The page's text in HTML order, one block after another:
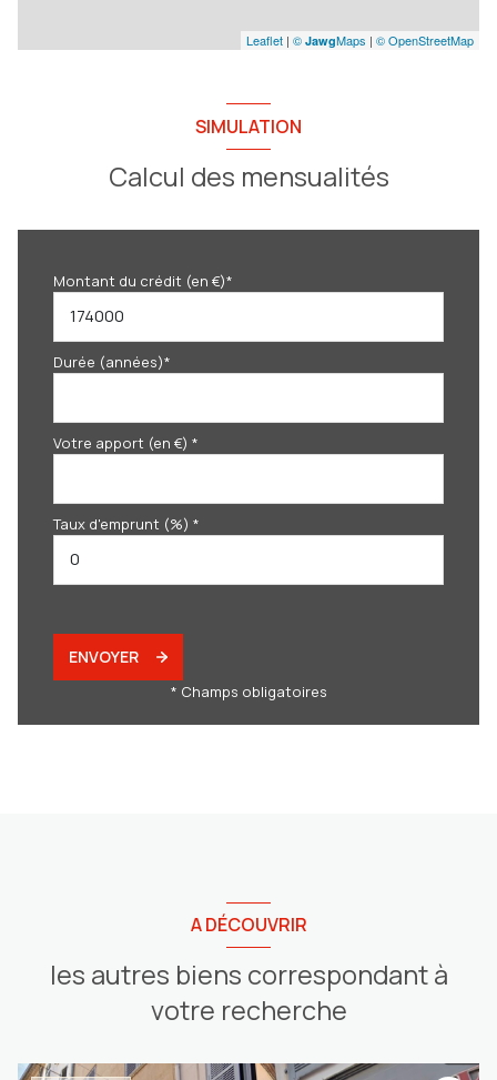
Leaflet | © JawgMaps | © OpenStreetMap
SIMULATION
Calcul des mensualités
Montant du crédit (en €)*
Durée (années)*
Votre apport (en €) *
Taux d'emprunt (%) *
ENVOYER
* Champs obligatoires
A DÉCOUVRIR
les autres biens correspondant à
votre recherche